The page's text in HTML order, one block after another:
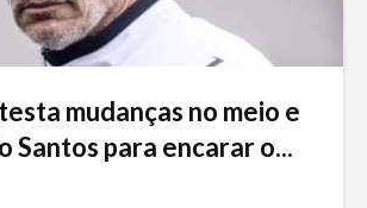
mudanças no meio e
Santos para encarar o...